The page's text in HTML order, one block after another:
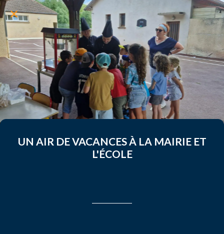
UN AIR DE VACANCES À LA MAIRIE ET
L'ÉCOLE